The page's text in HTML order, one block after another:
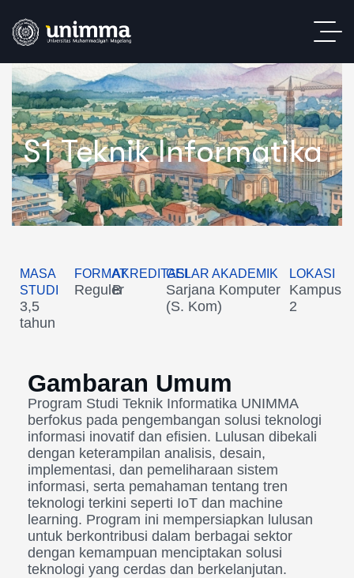
S1 Teknik Informatika
MASA
STUDI
3,5
tahun
FORMAT
Reguler
AKREDITASI
B
GELAR AKADEMIK
Sarjana Komputer
(S. Kom)
LOKASI
Kampus
2
Gambaran Umum
Program Studi Teknik Informatika UNIMMA
berfokus pada pengembangan solusi teknologi
informasi inovatif dan efisien. Lulusan dibekali
dengan keterampilan analisis, desain,
implementasi, dan pemeliharaan sistem
informasi, serta pemahaman tentang tren
teknologi terkini seperti IoT dan machine
learning. Program ini mempersiapkan lulusan
untuk berkontribusi dalam berbagai sektor
dengan kemampuan menciptakan solusi
teknologi yang cerdas dan berkelanjutan.